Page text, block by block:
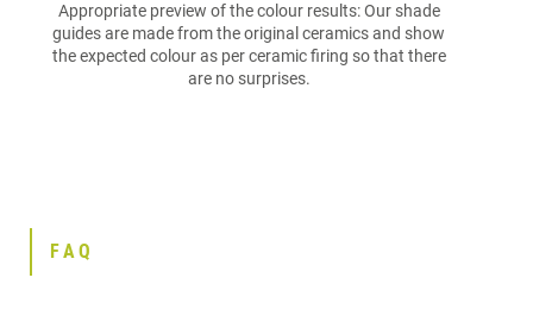
Appropriate preview of the colour results: Our shade
guides are made from the original ceramics and show
the expected colour as per ceramic firing so that there
are no surprises.
FAQ